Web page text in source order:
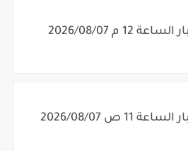
12 م 2026/08/07
11 ص 2026/08/07